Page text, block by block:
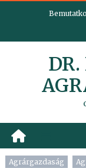
Agrárgazdaság